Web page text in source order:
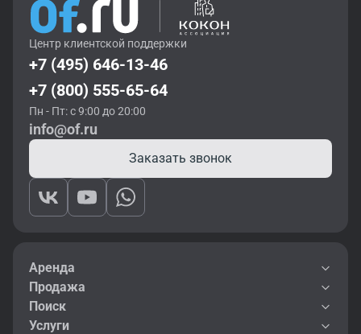
Центр клиентской поддержки
+7 (495) 646-13-46
+7 (800) 555-65-64
Пн - Пт: с 9:00 до 20:00
info@of.ru
Заказать звонок
Аренда
Продажа
Поиск
Услуги